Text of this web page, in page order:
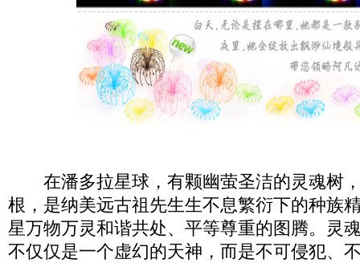
在潘多拉星球，有颗幽萤圣洁的灵魂树
根，是纳美远古祖先生生不息繁衍下的种族
星万物万灵和谐共处、平等尊重的图腾。灵
不仅仅是一个虚幻的天神，而是不可侵犯、